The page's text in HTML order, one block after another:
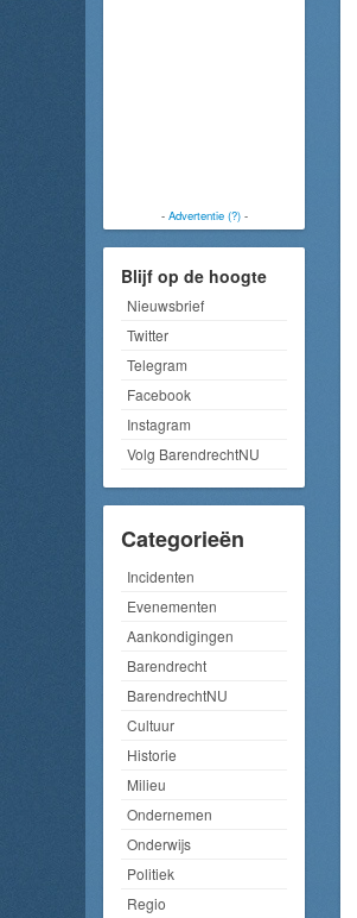
- Advertentie (?)-
Blijf op de hoogte
Nieuwsbrief
Twitter
Telegram
Facebook
Instagram
Volg BarendrechtNU
Categorieën
Incidenten
Evenementen
Aankondigingen
Barendrecht
BarendrechtNU
Cultuur
Historie
Milieu
Ondernemen
Onderwijs
Politiek
Regio